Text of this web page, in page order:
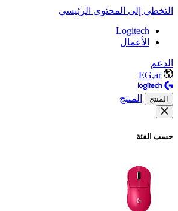
التخطي إلى المحتوى الرئيسي
Logitech
الأعمال
الدعم
EG,ar
المنتج المنتج
حسب الفئة